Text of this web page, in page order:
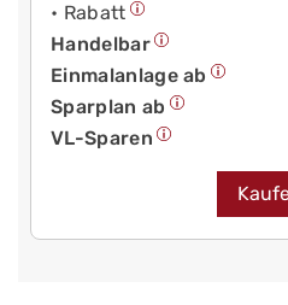
• Rabatt
Handelbar
Einmalanlage ab
Sparplan ab
VL-Sparen